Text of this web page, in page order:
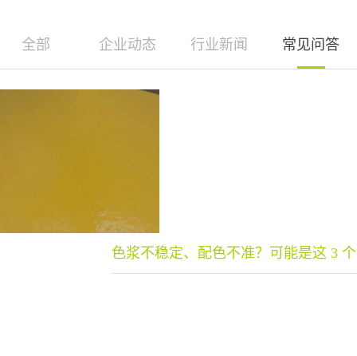
全部 企业动态 行业新闻 常见问答
色浆不稳定、配色不准？可能是这 3